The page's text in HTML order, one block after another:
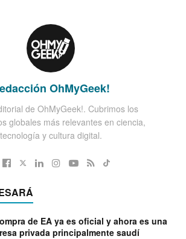
OhMyGeek!
de OhMyGeek!. Cubrimos los
globales más relevantes en ciencia,
tecnología y cultura digital.
de EA ya es oficial y ahora es una
privada principalmente saudí